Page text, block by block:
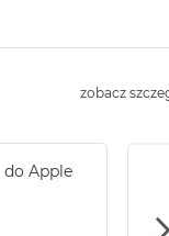
do Apple
zobacz